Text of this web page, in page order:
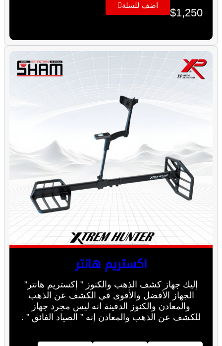
$1,250
اضف للسلة
اكستريم هانتر
إليك جهاز كشف الذهب والكنوز ” إكستريم هانتر”
الجهاز الأفضل والأقوى في الكشف عن الذهب
والمعادن والكنوز الدفينة انه ليس مجرد جهاز
للكشف عن الذهب والمعادن إنه ” الصياد الفائق ” .